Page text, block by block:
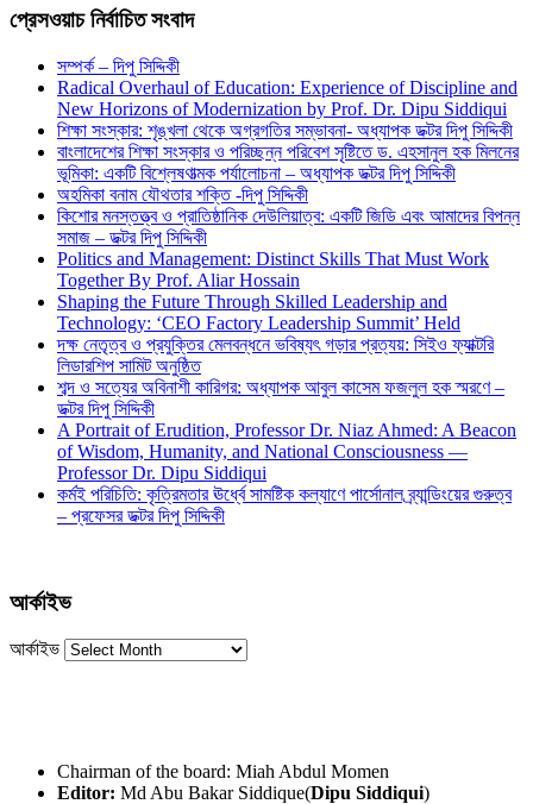
প্রেসওয়াচ নির্বাচিত সংবাদ
সম্পর্ক – দিপু সিদ্দিকী
Radical Overhaul of Education: Experience of Discipline and
New Horizons of Modernization by Prof. Dr. Dipu Siddiqui
শিক্ষা সংস্কার: শৃঙ্খলা থেকে অগ্রগতির সম্ভাবনা- অধ্যাপক ডক্টর দিপু সিদ্দিকী
বাংলাদেশের শিক্ষা সংস্কার ও পরিচ্ছন্ন পরিবেশ সৃষ্টিতে ড. এহসানুল হক মিলনের
ভূমিকা: একটি বিশ্লেষণাত্মক পর্যালোচনা – অধ্যাপক ডক্টর দিপু সিদ্দিকী
অহমিকা বনাম যৌথতার শক্তি -দিপু সিদ্দিকী
কিশোর মনস্তত্ত্ব ও প্রাতিষ্ঠানিক দেউলিয়াত্ব: একটি জিডি এবং আমাদের বিপন্ন
সমাজ – ডক্টর দিপু সিদ্দিকী
Politics and Management: Distinct Skills That Must Work
Together By Prof. Aliar Hossain
Shaping the Future Through Skilled Leadership and
Technology: ‘CEO Factory Leadership Summit’ Held
দক্ষ নেতৃত্ব ও প্রযুক্তির মেলবন্ধনে ভবিষ্যৎ গড়ার প্রত্যয়: সিইও ফ্যাক্টরি
লিডারশিপ সামিট অনুষ্ঠিত
শব্দ ও সত্যের অবিনাশী কারিগর: অধ্যাপক আবুল কাসেম ফজলুল হক স্মরণে –
ডক্টর দিপু সিদ্দিকী
A Portrait of Erudition, Professor Dr. Niaz Ahmed: A Beacon
of Wisdom, Humanity, and National Consciousness —
Professor Dr. Dipu Siddiqui
কর্মই পরিচিতি: কৃত্রিমতার ঊর্ধ্বে সামষ্টিক কল্যাণে পার্সোনাল ব্র্যান্ডিংয়ের গুরুত্ব
– প্রফেসর ডক্টর দিপু সিদ্দিকী
আর্কাইভ
আর্কাইভ
Chairman of the board: Miah Abdul Momen
Editor: Md Abu Bakar Siddique(Dipu Siddiqui)